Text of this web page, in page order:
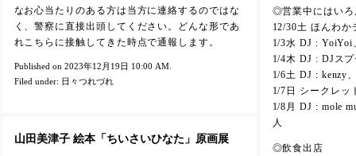
◎営業中にはいろ
12/30土 ほんわか
1/3水 DJ : YoiYoi
1/4木 DJ : DJス
1/6土 DJ : kenzy
1/7日 シークレッ
1/8月 DJ : mole
人
◎飲食出店
なお心当たりのある方は当方に連絡するのではな
く、警察に直接出頭してください。どんな形であ
れこちらに接触してきた時点で通報します。
Published on 2023年12月19日 10:00 AM.
Filed under: 日々つれづれ
山田美津子 絵本「ちいさいひなた」原画展